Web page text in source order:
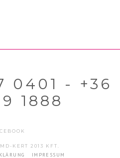
0401 - +36
1888
KERT 2013 KFT.
IMPRESSUM